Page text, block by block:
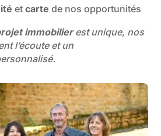
etcarte de nos opportunités
immobilierest unique, nos
l’écoute et un